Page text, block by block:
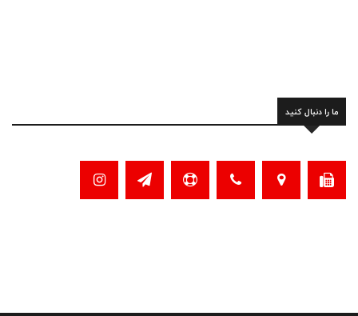
ما را دنبال کنید